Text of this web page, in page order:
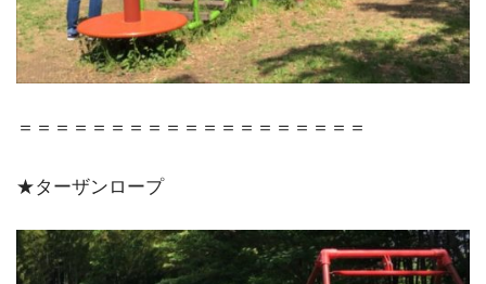
＝＝＝＝＝＝＝＝＝＝＝＝＝＝＝＝＝＝＝
★ターザンロープ